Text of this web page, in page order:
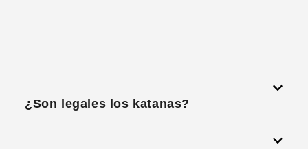
¿Son legales los katanas?